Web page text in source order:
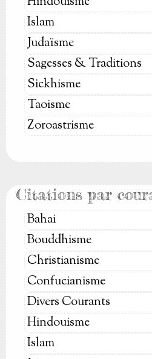
Citations par